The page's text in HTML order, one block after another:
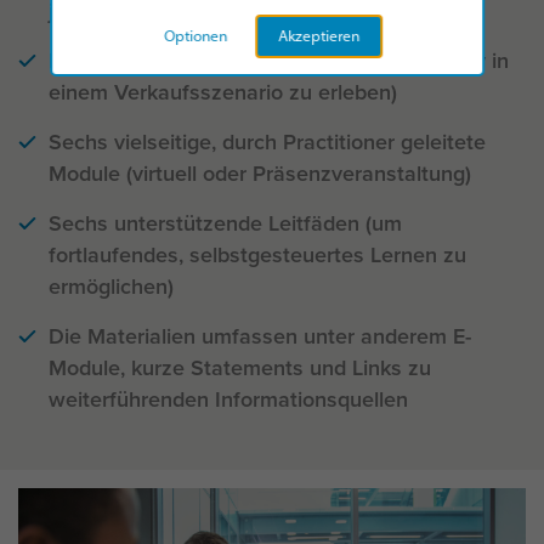
jeweiligen Verkaufskraft darzustellen)
Einführungsworkshop (um Insights Discovery in
einem Verkaufsszenario zu erleben)
Sechs vielseitige, durch Practitioner geleitete
Module (virtuell oder Präsenzveranstaltung)
Sechs unterstützende Leitfäden (um
fortlaufendes, selbstgesteuertes Lernen zu
ermöglichen)
Die Materialien umfassen unter anderem E-
Module, kurze Statements und Links zu
weiterführenden Informationsquellen
Akzeptieren
Optionen